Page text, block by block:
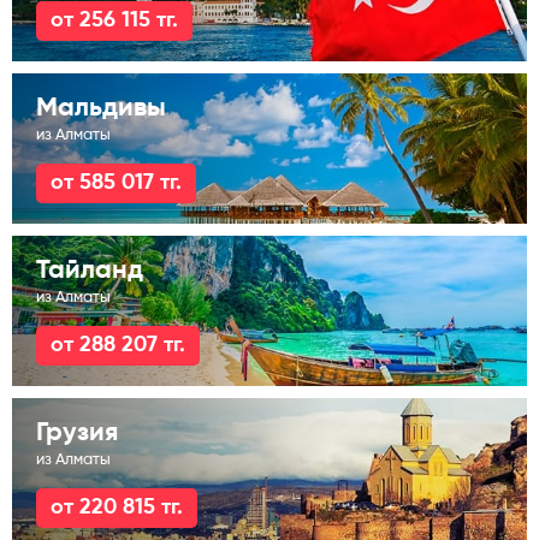
от 256 115 тг.
Мальдивы
из Алматы
от 585 017 тг.
Тайланд
из Алматы
от 288 207 тг.
Грузия
из Алматы
от 220 815 тг.